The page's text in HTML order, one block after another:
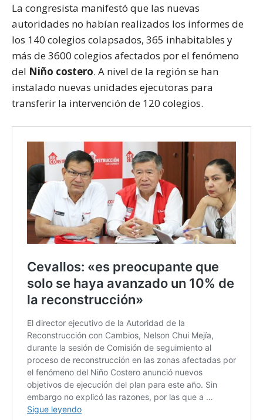
La congresista manifestó que las nuevas
autoridades no habían realizados los informes de
los 140 colegios colapsados, 365 inhabitables y
más de 3600 colegios afectados por el fenómeno
del Niño costero. A nivel de la región se han
instalado nuevas unidades ejecutoras para
transferir la intervención de 120 colegios.